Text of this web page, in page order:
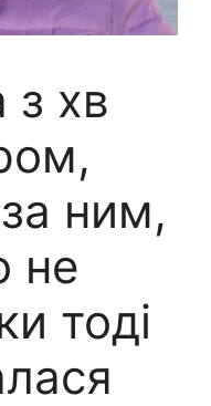
з хв
ним,
не
тоді